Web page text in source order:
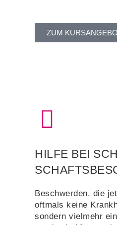
ZUM
HILFE BEI
Beschwerden, die
oftmals keine
sondern vielmehr